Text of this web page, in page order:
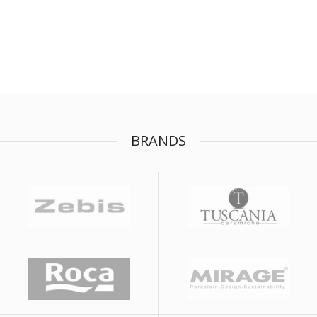
BRANDS